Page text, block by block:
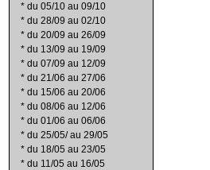
* du 05/10 au 09/10
* du 28/09 au 02/10
* du 20/09 au 26/09
* du 13/09 au 19/09
* du 07/09 au 12/09
* du 21/06 au 27/06
* du 15/06 au 20/06
* du 08/06 au 12/06
* du 01/06 au 06/06
* du 25/05/ au 29/05
* du 18/05 au 23/05
* du 11/05 au 16/05